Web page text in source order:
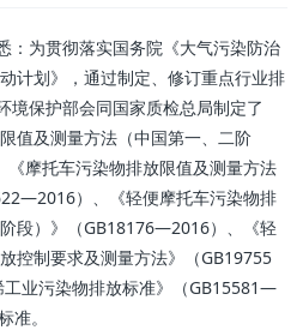
：为贯彻落实国务院《大气污染防治
计划》，通过制定、修订重点行业排
境保护部会同国家质检总局制定了
值及测量方法（中国第一、二阶
摩托车污染物排放限值及测量方法
）、《轻便摩托车污染物排
段）》（GB18176—2016）、《轻
控制要求及测量方法》（GB19755
业污染物排放标准》（GB15581—
准。